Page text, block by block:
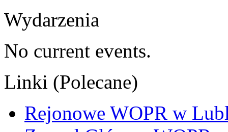
Wydarzenia
No current events.
Linki (Polecane)
Rejonowe WOPR w